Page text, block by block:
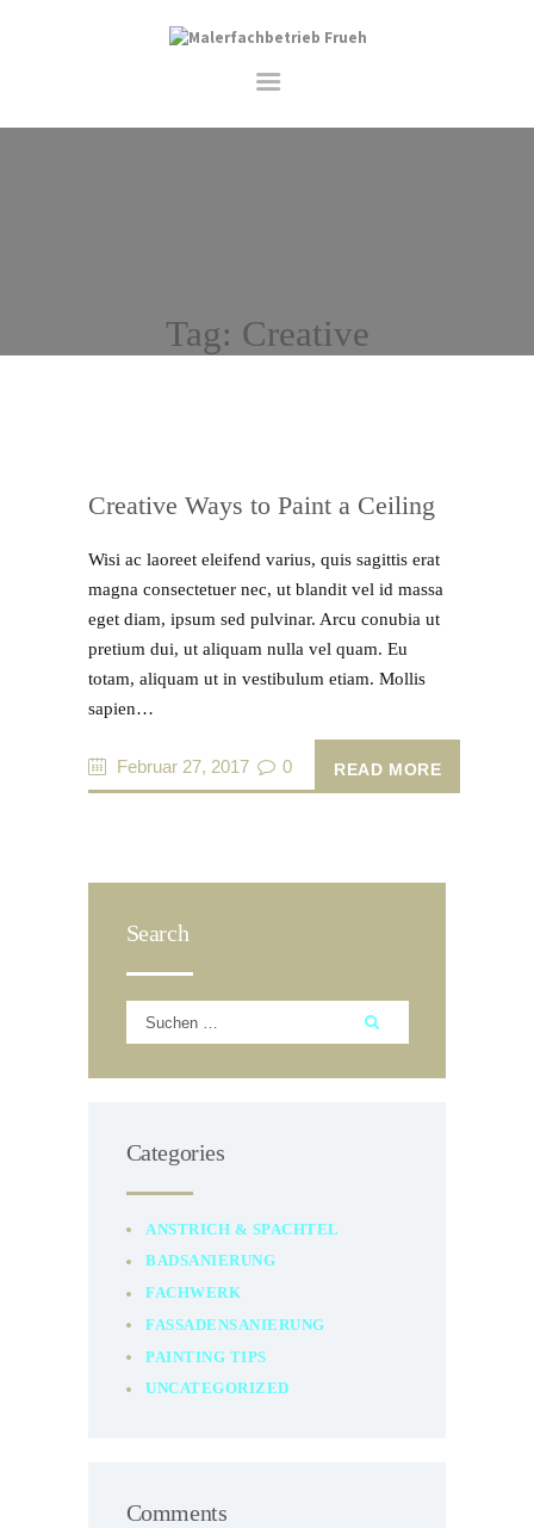
Tag: Creative
Creative Ways to Paint a Ceiling
Wisi ac laoreet eleifend varius, quis sagittis erat
magna consectetuer nec, ut blandit vel id massa
eget diam, ipsum sed pulvinar. Arcu conubia ut
pretium dui, ut aliquam nulla vel quam. Eu
totam, aliquam ut in vestibulum etiam. Mollis
sapien…
Februar 27, 2017 0 READ MORE
Search
Suchen
nach:
Categories
ANSTRICH & SPACHTEL
BADSANIERUNG
FACHWERK
FASSADENSANIERUNG
PAINTING TIPS
UNCATEGORIZED
Comments